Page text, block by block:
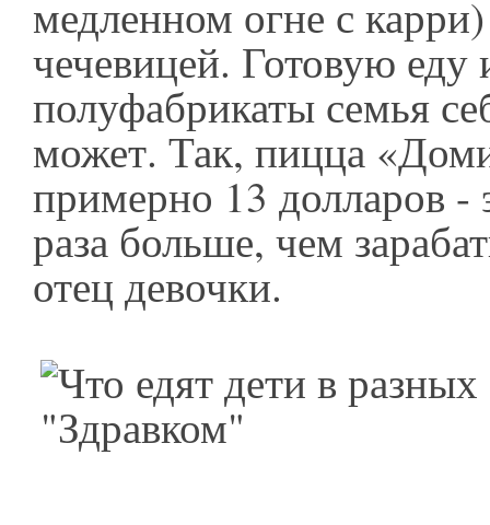
медленном огне с
чечевицей. Готовую еду
полуфабрикаты семья
может. Так, пицца
примерно 13 долларов -
раза больше, чем
отец девочки.